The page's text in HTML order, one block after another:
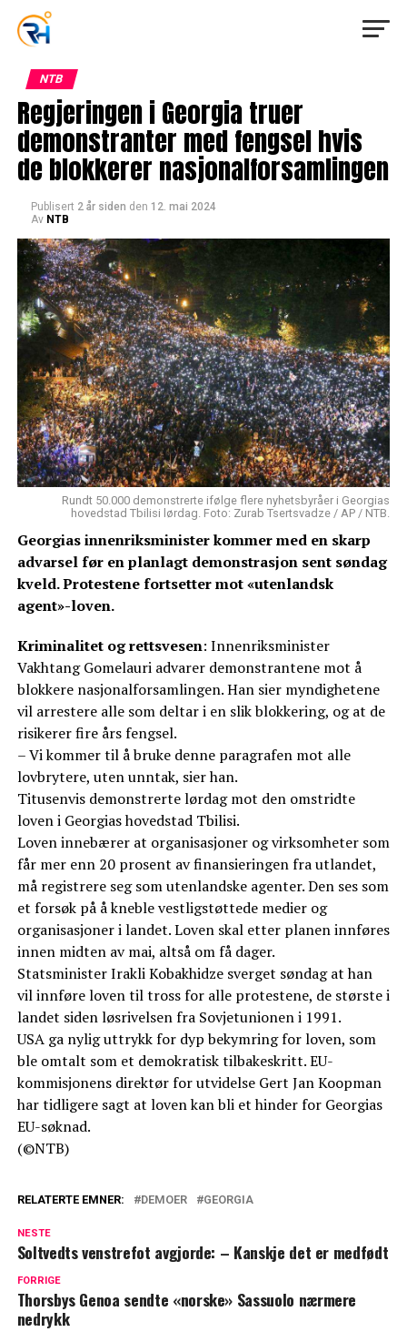
NTB
Regjeringen i Georgia truer
demonstranter med fengsel hvis
de blokkerer nasjonalforsamlingen
Publisert 2 år siden den 12. mai 2024
Av NTB
Rundt 50.000 demonstrerte ifølge flere nyhetsbyråer i Georgias
hovedstad Tbilisi lørdag. Foto: Zurab Tsertsvadze / AP / NTB.
Georgias innenriksminister kommer med en skarp
advarsel før en planlagt demonstrasjon sent søndag
kveld. Protestene fortsetter mot «utenlandsk
agent»-loven.
Kriminalitet og rettsvesen: Innenriksminister
Vakhtang Gomelauri advarer demonstrantene mot å
blokkere nasjonalforsamlingen. Han sier myndighetene
vil arrestere alle som deltar i en slik blokkering, og at de
risikerer fire års fengsel.
– Vi kommer til å bruke denne paragrafen mot alle
lovbrytere, uten unntak, sier han.
Titusenvis demonstrerte lørdag mot den omstridte
loven i Georgias hovedstad Tbilisi.
Loven innebærer at organisasjoner og virksomheter som
får mer enn 20 prosent av finansieringen fra utlandet,
må registrere seg som utenlandske agenter. Den ses som
et forsøk på å kneble vestligstøttede medier og
organisasjoner i landet. Loven skal etter planen innføres
innen midten av mai, altså om få dager.
Statsminister Irakli Kobakhidze sverget søndag at han
vil innføre loven til tross for alle protestene, de største i
landet siden løsrivelsen fra Sovjetunionen i 1991.
USA ga nylig uttrykk for dyp bekymring for loven, som
ble omtalt som et demokratisk tilbakeskritt. EU-
kommisjonens direktør for utvidelse Gert Jan Koopman
har tidligere sagt at loven kan bli et hinder for Georgias
EU-søknad.
(©NTB)
RELATERTE EMNER: DEMOER GEORGIA
NESTE
Soltvedts venstrefot avgjorde: – Kanskje det er medfødt
FORRIGE
Thorsbys Genoa sendte «norske» Sassuolo nærmere
nedrykk